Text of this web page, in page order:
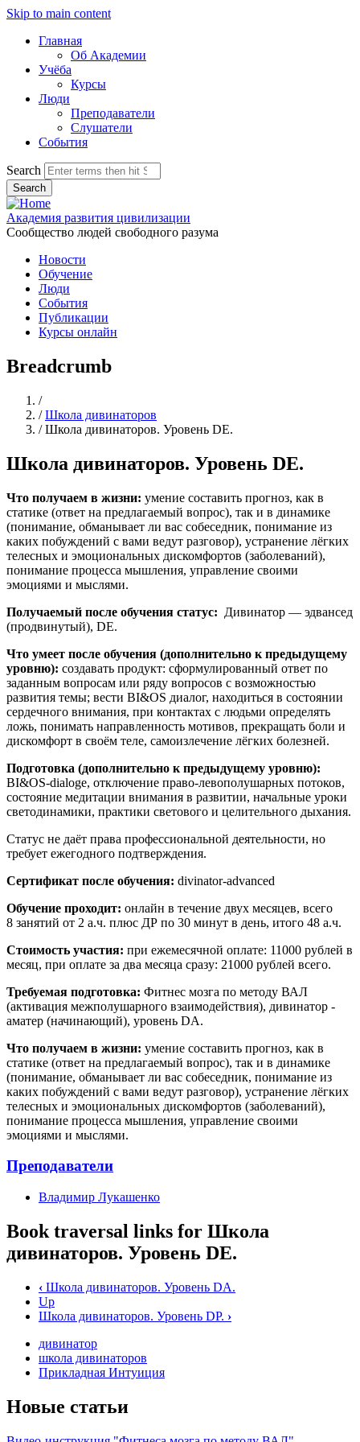
Skip to main content
Главная
Об Академии
Учёба
Курсы
Люди
Преподаватели
Слушатели
События
Search
Академия развития цивилизации
Сообщество людей свободного разума
Новости
Обучение
Люди
События
Публикации
Курсы онлайн
Breadcrumb
/Home
/ Школа дивинаторов
/ Школа дивинаторов. Уровень DE.
Школа дивинаторов. Уровень DE.
Что получаем в жизни: умение составить прогноз, как в
статике (ответ на предлагаемый вопрос), так и в динамике
(понимание, обманывает ли вас собеседник, понимание из
каких побуждений с вами ведут разговор), устранение лёгких
телесных и эмоциональных дискомфортов (заболеваний),
понимание процесса мышления, управление своими
эмоциями и мыслями.
Получаемый после обучения статус: Дивинатор — эдвансед
(продвинутый), DE.
Что умеет после обучения (дополнительно к предыдущему
уровню): создавать продукт: сформулированный ответ по
заданным вопросам или ряду вопросов с возможностью
развития темы; вести BI&OS диалог, находиться в состоянии
сердечного внимания, при контактах с людьми определять
ложь, понимать направленность мотивов, прекращать боли и
дискомфорт в своём теле, самоизлечение лёгких болезней.
Подготовка (дополнительно к предыдущему уровню):
BI&OS-dialoge, отключение право-левополушарных потоков,
состояние медитации внимания в развитии, начальные уроки
светодинамики, практики светового и целительного дыхания.
Статус не даёт права профессиональной деятельности, но
требует ежегодного подтверждения.
Сертификат после обучения: divinator-advanced
Обучение проходит: онлайн в течение двух месяцев, всего
8 занятий от 2 а.ч. плюс ДР по 30 минут в день, итого 48 а.ч.
Стоимость участия: при ежемесячной оплате: 11000 рублей в
месяц, при оплате за два месяца сразу: 21000 рублей всего.
Требуемая подготовка: Фитнес мозга по методу ВАЛ
(активация межполушарного взаимодействия), дивинатор -
аматер (начинающий), уровень DA.
Что получаем в жизни: умение составить прогноз, как в
статике (ответ на предлагаемый вопрос), так и в динамике
(понимание, обманывает ли вас собеседник, понимание из
каких побуждений с вами ведут разговор), устранение лёгких
телесных и эмоциональных дискомфортов (заболеваний),
понимание процесса мышления, управление своими
эмоциями и мыслями.
Преподаватели
Владимир Лукашенко
Book traversal links for Школа
дивинаторов. Уровень DE.
‹ Школа дивинаторов. Уровень DA.
Up
Школа дивинаторов. Уровень DP. ›
дивинатор
школа дивинаторов
Прикладная Интуиция
Новые статьи